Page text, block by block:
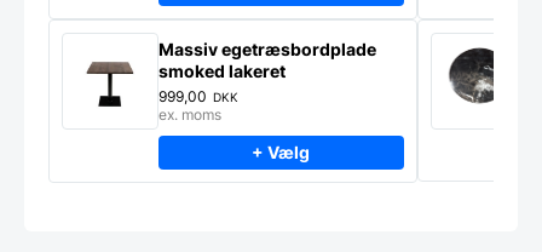
Massiv egetræsbordplade
smoked lakeret
999,00 DKK
ex. moms
+ Vælg